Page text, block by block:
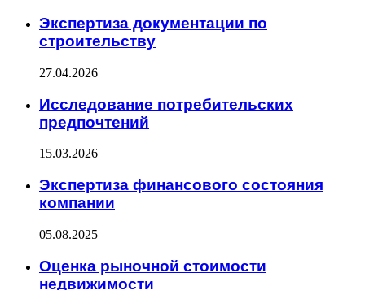
Экспертиза документации по
строительству
27.04.2026
Исследование потребительских
предпочтений
15.03.2026
Экспертиза финансового состояния
компании
05.08.2025
Оценка рыночной стоимости
недвижимости